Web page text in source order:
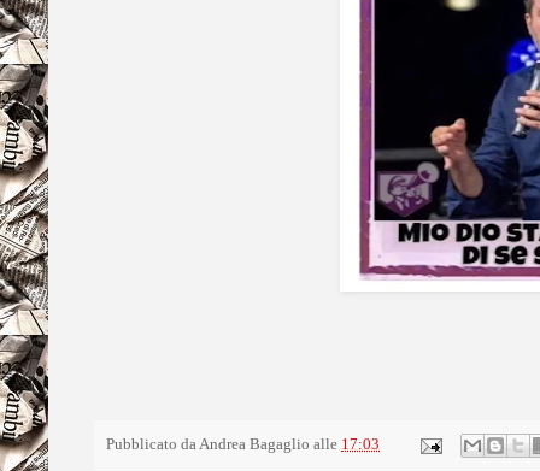
Pubblicato daAndrea Bagaglio alle 17:03